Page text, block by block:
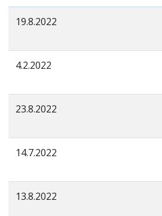
19.8.2022
4.2.2022
23.8.2022
14.7.2022
13.8.2022